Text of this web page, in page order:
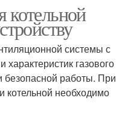
котельной
системы с
газового
безопасной работы. При
котельной необходимо